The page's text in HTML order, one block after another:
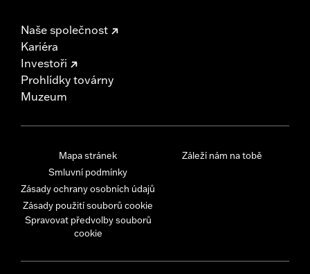
Naše společnost
Kariéra
Investoři
Prohlídky továrny
Muzeum
Mapa stránek
Smluvní podmínky
Zásady ochrany osobních údajů
Zásady použití souborů cookie
Spravovat předvolby souborů
cookie
Záleží nám na tobě